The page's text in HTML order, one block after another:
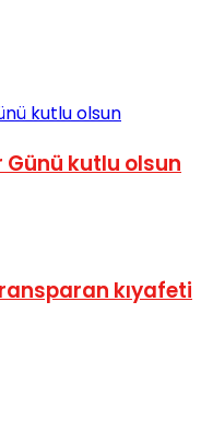
Günü kutlu olsun
kıyafeti